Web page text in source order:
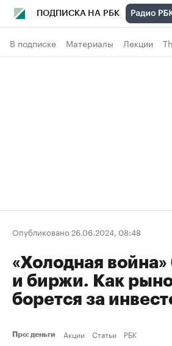
ПОДПИСКА НА РБК
В подписке Материалы Лекции
Опубликовано 26.06.2024, 08:48
«Холодная
и биржи. Как
борется за
Про: деньги Акции Статьи РБК